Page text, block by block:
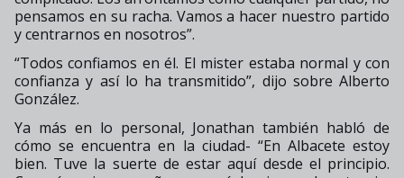
pensamos en su racha. Vamos a hacer nuestro partido
y centrarnos en nosotros”.
“Todos confiamos en él. El mister estaba normal y con
confianza y así lo ha transmitido”, dijo sobre Alberto
González.
Ya más en lo personal, Jonathan también habló de
cómo se encuentra en la ciudad- “En Albacete estoy
bien. Tuve la suerte de estar aquí desde el principio.